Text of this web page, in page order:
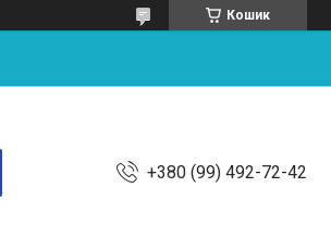
Кошик
+380 (99) 492-72-42